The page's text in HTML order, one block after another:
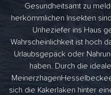
Gesundheitsamt zu
herkömmlichen Insekten
Unheziefer ins Haus
Wahrscheinlichkeit ist hoch
Urlaubsgepäck oder
haben. Durch die
sich die Kakerlaken hinter